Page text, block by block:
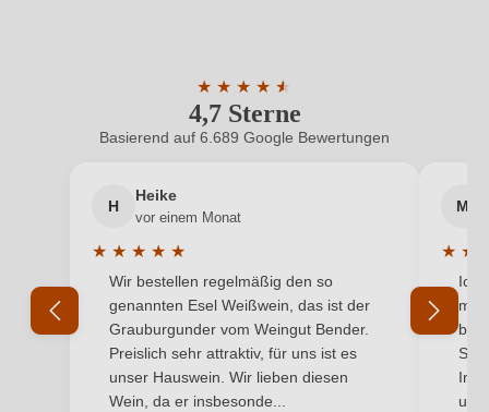
4,7 Sterne
★ ★ ★ ★ ★
★
Durchschnittliche Bewertung von 4.7
Basierend auf 6.689 Google Bewertungen
H
Heike
vor einem Monat
★ ★ ★ ★ ★
Durchschnittliche Bewertung von 5 von 5 Sternen
Wir bestellen regelmäßig den so
genannten Esel Weißwein, das ist der
Grauburgunder vom Weingut Bender.
Preislich sehr attraktiv, für uns ist es
unser Hauswein. Wir lieben diesen
Wein, da er insbesonde...
M
★ ★
Ich
mit
und